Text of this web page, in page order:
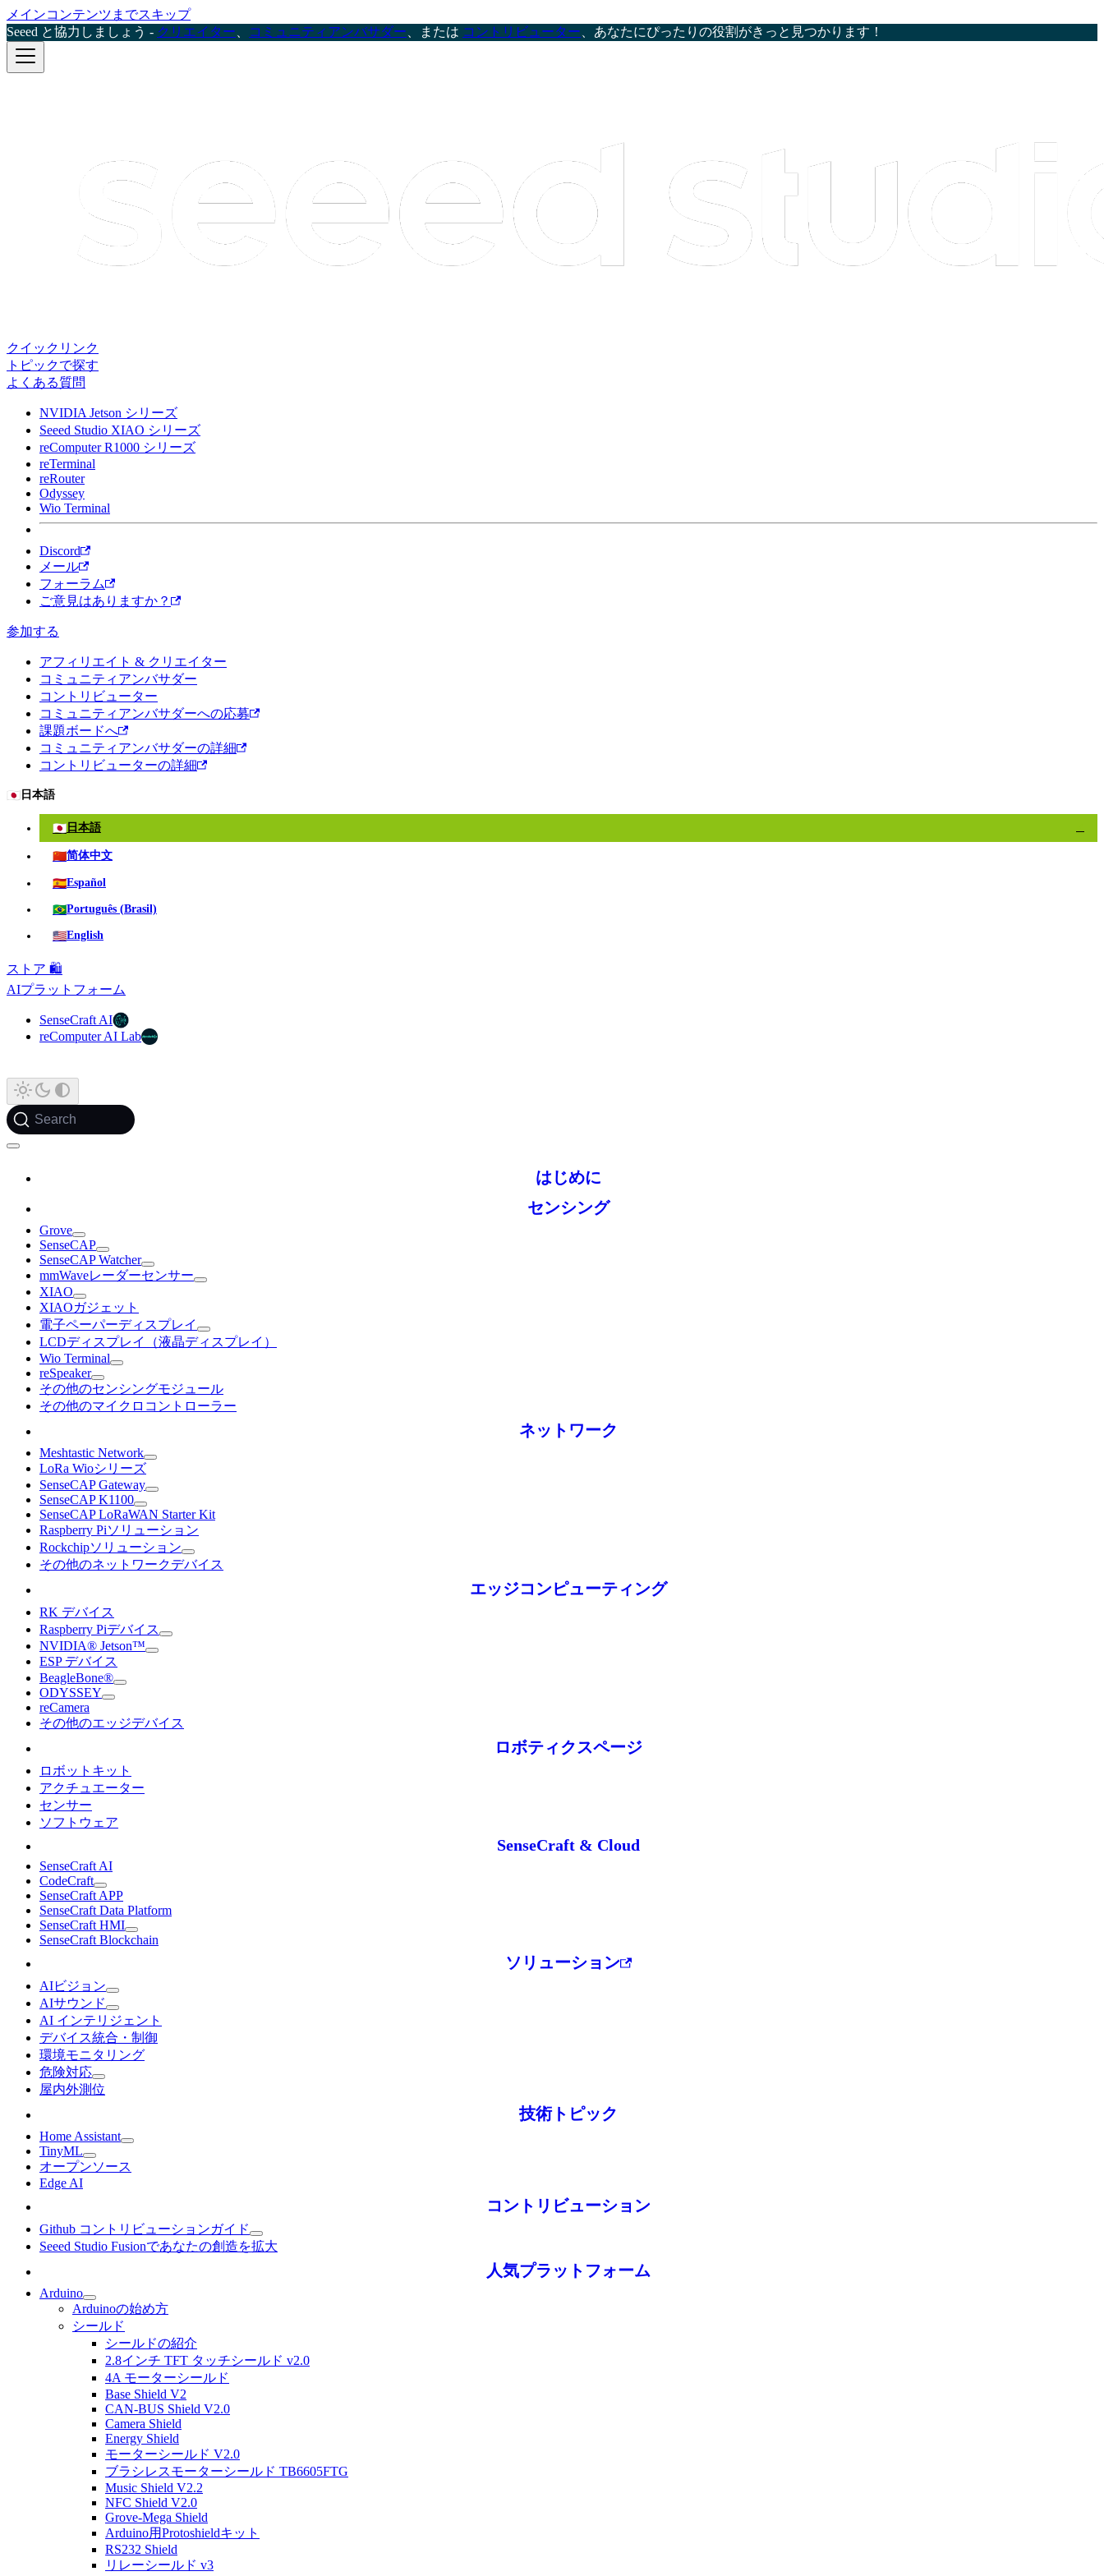
メインコンテンツまでスキップ
Seeed と協力しましょう - クリエイター コミュニティアンバサダー 、または コントリビューター 、あなたにぴったりの役割がきっと見つかります！
クイックリンク
トピックで探す
よくある質問
NVIDIA Jetson シリーズ
Seeed Studio XIAO シリーズ
reComputer R1000 シリーズ
reTerminal
reRouter
Odyssey
Wio Terminal
Discord
メール
フォーラム
ご意見はありますか？
参加する
アフィリエイト & クリエイター
コミュニティアンバサダー
コントリビューター
コミュニティアンバサダーへの応募
課題ボードへ
コミュニティアンバサダーの詳細
コントリビューターの詳細
🇯🇵 日本語
🇯🇵 日本語
🇨🇳简体中文
🇪🇸Español
🇧🇷Português (Brasil)
🇺🇸English
ストア 🛍️
AIプラットフォーム
SenseCraft AI
reComputer AI Lab
Search
はじめに
センシング
Grove
SenseCAP
SenseCAP Watcher
mmWaveレーダーセンサー
XIAO
XIAOガジェット
電子ペーパーディスプレイ
LCDディスプレイ（液晶ディスプレイ）
Wio Terminal
reSpeaker
その他のセンシングモジュール
その他のマイクロコントローラー
ネットワーク
Meshtastic Network
LoRa Wioシリーズ
SenseCAP Gateway
SenseCAP K1100
SenseCAP LoRaWAN Starter Kit
Raspberry Piソリューション
Rockchipソリューション
その他のネットワークデバイス
エッジコンピューティング
RK デバイス
Raspberry Piデバイス
NVIDIA® Jetson™
ESP デバイス
BeagleBone®
ODYSSEY
reCamera
その他のエッジデバイス
ロボティクスページ
ロボットキット
アクチュエーター
センサー
ソフトウェア
SenseCraft & Cloud
SenseCraft AI
CodeCraft
SenseCraft APP
SenseCraft Data Platform
SenseCraft HMI
SenseCraft Blockchain
ソリューション
AIビジョン
AIサウンド
AI インテリジェント
デバイス統合・制御
環境モニタリング
危険対応
屋内外測位
技術トピック
Home Assistant
TinyML
オープンソース
Edge AI
コントリビューション
Github コントリビューションガイド
Seeed Studio Fusionであなたの創造を拡大
人気プラットフォーム
Arduino
Arduinoの始め方
シールド
シールドの紹介
2.8インチ TFT タッチシールド v2.0
4A モーターシールド
Base Shield V2
CAN-BUS Shield V2.0
Camera Shield
Energy Shield
モーターシールド V2.0
ブラシレスモーターシールド TB6605FTG
Music Shield V2.2
NFC Shield V2.0
Grove-Mega Shield
Arduino用Protoshieldキット
RS232 Shield
リレーシールド v3